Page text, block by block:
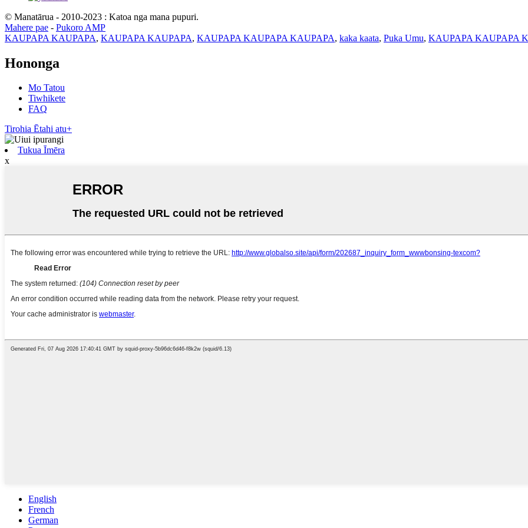
© Manatārua - 2010-2023 : Katoa nga mana pupuri.
Mahere pae - Pukoro AMP
KAUPAPA KAUPAPA, KAUPAPA KAUPAPA, KAUPAPA KAUPAPA KAUPAPA, kaka kaata, Puka Umu, KAUPAPA KAUPAPA
Hononga
Mo Tatou
Tiwhikete
FAQ
Tirohia Ētahi atu+
Tukua Īmēra
x
English
French
German